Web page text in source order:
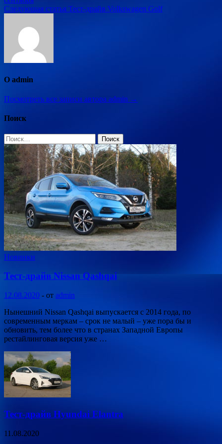
по
Следующая статья Тест-драйв Volkswagen Golf
О admin
Посмотреть все записи автора admin →
Поиск
Найти:
Новинки
Тест-драйв Nissan Qashqai
12.08.2020 - от admin
Нынешний Nissan Qashqai выпускается с 2014 года, по
современным меркам – срок не малый – уже пора бы и
обновить, тем более что в странах Западной Европы
рестайлинговая версия уже …
Тест-драйв Hyundai Elantra
11.08.2020